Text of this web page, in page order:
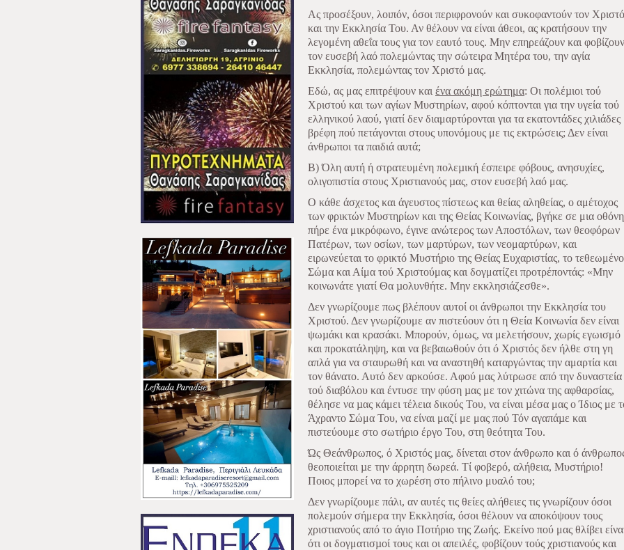
Ας προσέξουν, λοιπόν, όσοι περιφρονούν και συκοφαντούν τον Χριστό
και την Εκκλησία Του. Αν θέλουν να είναι άθεοι, ας κρατήσουν την
λεγομένη αθεΐα τους για τον εαυτό τους. Μην επηρεάζουν και φοβίζουν
τον ευσεβή λαό πολεμώντας την σώτειρα Μητέρα του, την αγία
Εκκλησία, πολεμώντας τον Χριστό μας.
Εδώ, ας μας επιτρέψουν και ένα ακόμη ερώτημα: Οι πολέµιοι τού
Χριστού και των αγίων Μυστηρίων, αφού κόπτονται για την υγεία τού
ελληνικού λαού, γιατί δεν διαμαρτύρονται για τα εκατοντάδες χιλιάδες
βρέφη πού πετάγονται στους υπονόμους με τις εκτρώσεις; Δεν είναι
άνθρωποι τα παιδιά αυτά;
Β) Όλη αυτή ή στρατευμένη πολεµική έσπειρε φόβους, ανησυχίες,
ολιγοπιστία στους Χριστιανούς µας, στον ευσεβή λαό μας.
Ο κάθε άσχετος και άγευστος πίστεως και θείας αληθείας, ο αμέτοχος
των φρικτών Μυστηρίων και της Θείας Κοινωνίας, βγήκε σε μια
πήρε ένα μικρόφωνο, έγινε ανώτερος των Αποστόλων, των θεοφόρων
Πατέρων, των οσίων, των μαρτύρων, των νεομαρτύρων, και
ειρωνεύεται το φρικτό Μυστήριο της Θείας Ευχαριστίας, το τεθεωμένο
Σώμα και Αίμα τού Χριστούμας και δογματίζει προτρέποντάς: «Μην
κοινωνάτε γιατί Θα µολυνθήτε. Μην εκκλησιάζεσθε».
Δεν γνωρίζουμε πως βλέπουν αυτοί οι άνθρωποι την Εκκλησία του
Χριστού. Δεν γνωρίζουμε αν πιστεύουν ότι η Θεία Κοινωνία δεν είναι
ψωµάκι και κρασάκι. Μπορούν, όμως, να μελετήσουν, χωρίς εγωισμό
και προκατάληψη, και να βεβαιωθούν ότι ό Χριστός δεν ήλθε στη γη
απλά για να σταυρωθή και να αναστηθή καταργώντας την αμαρτία και
τον θάνατο. Αυτό δεν αρκούσε. Αφού μας λύτρωσε από την δυναστεία
τού διαβόλου και έντυσε την φύση µας με τον χιτώνα της αφθαρσίας,
θέλησε να µας κάμει τέλεια δικούς Του, να είναι µέσα μας ο Ίδιος με
Άχραντο Σώμα Του, να είναι μαζί με μας πού Τόν αγαπάµε και
πιστεύουμε στο σωτήριο έργο Του, στη θεότητα Του.
Ώς Θεάνθρωπος, ό Χριστός μας, δίνεται στον άνθρωπο και ό
θεοποιείται µε την άρρητη δωρεά. Τί φοβερό, αλήθεια, Μυστήριο!
Ποιος μπορεί να το χωρέση στο πήλινο μυαλό του;
Δεν γνωρίζουμε πάλι, αν αυτές τις θείες αλήθειες τις γνωρίζουν όσοι
πολεµούν σήμερα την Εκκλησία, όσοι θέλουν να αποκόψουν τους
χριστιανούς από το άγιο Ποτήριο της Ζωής. Εκείνο πού μας θλίβει
ότι οι δογματισµοί τους και οι απειλές, φοβίζουν τούς χριστιανούς και